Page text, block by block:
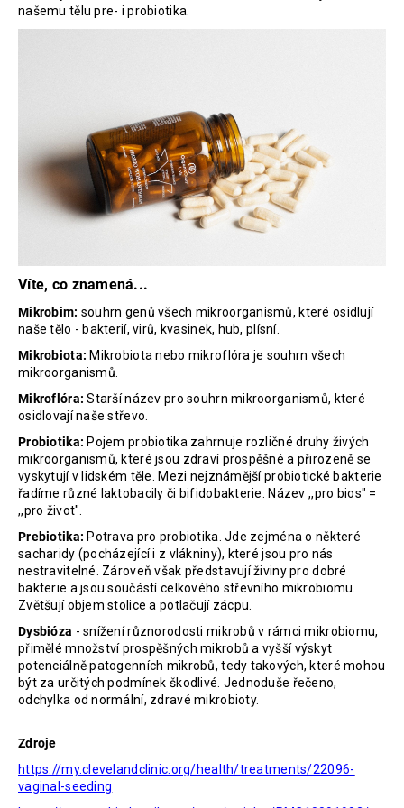
našemu tělu pre- i probiotika.
Víte, co znamená...
Mikrobim: souhrn genů všech mikroorganismů, které osidlují
naše tělo - bakterií, virů, kvasinek, hub, plísní.
Mikrobiota: Mikrobiota nebo mikroflóra je souhrn všech
mikroorganismů.
Mikroflóra: Starší název pro souhrn mikroorganismů, které
osidlovají naše střevo.
Probiotika: Pojem probiotika zahrnuje rozličné druhy živých
mikroorganismů, které jsou zdraví prospěšné a přirozeně se
vyskytují v lidském těle. Mezi nejznámější probiotické bakterie
řadíme různé laktobacily či bifidobakterie. Název ,,pro bios" =
,,pro život".
Prebiotika: Potrava pro probiotika. Jde zejména o některé
sacharidy (pocházející i z vlákniny), které jsou pro nás
nestravitelné. Zároveň však představují živiny pro dobré
bakterie a jsou součástí celkového střevního mikrobiomu.
Zvětšují objem stolice a potlačují zácpu.
Dysbióza - snížení různorodosti mikrobů v rámci mikrobiomu,
přimělé množství prospěšných mikrobů a vyšší výskyt
potenciálně patogenních mikrobů, tedy takových, které mohou
být za určitých podmínek škodlivé. Jednoduše řečeno,
odchylka od normální, zdravé mikrobioty.
Zdroje
https://my.clevelandclinic.org/health/treatments/22096-
vaginal-seeding